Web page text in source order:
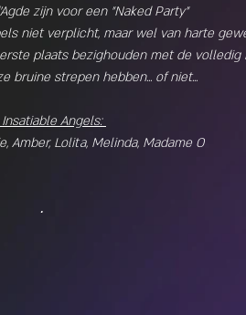
zijn voor een "Naked Party”
niet verplicht, maar wel van harte
plaats bezighouden met de volledig
bruine strepen hebben... of niet...
Insatiable Angels:
Amber, Lolita, Melinda, Madame O
.